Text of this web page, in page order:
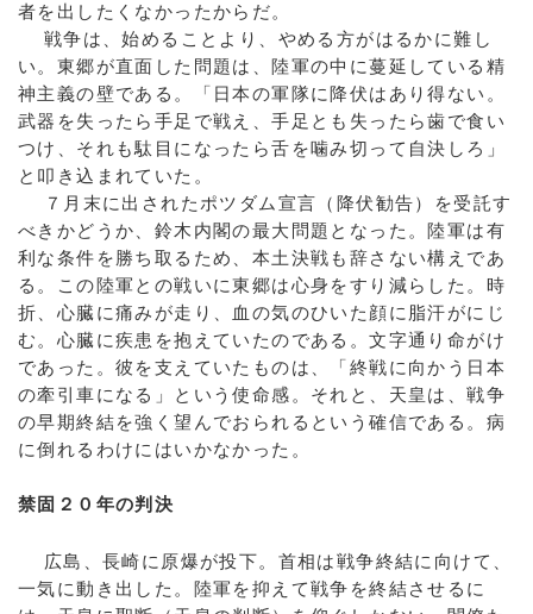
者を出したくなかったからだ。
戦争は、始めることより、やめる方がはるかに難し
い。東郷が直面した問題は、陸軍の中に蔓延している精
神主義の壁である。「日本の軍隊に降伏はあり得ない。
武器を失ったら手足で戦え、手足とも失ったら歯で食い
つけ、それも駄目になったら舌を噛み切って自決しろ」
と叩き込まれていた。
７月末に出されたポツダム宣言（降伏勧告）を受託す
べきかどうか、鈴木内閣の最大問題となった。陸軍は有
利な条件を勝ち取るため、本土決戦も辞さない構えであ
る。この陸軍との戦いに東郷は心身をすり減らした。時
折、心臓に痛みが走り、血の気のひいた顔に脂汗がにじ
む。心臓に疾患を抱えていたのである。文字通り命がけ
であった。彼を支えていたものは、「終戦に向かう日本
の牽引車になる」という使命感。それと、天皇は、戦争
の早期終結を強く望んでおられるという確信である。病
に倒れるわけにはいかなかった。
禁固２０年の判決
広島、長崎に原爆が投下。首相は戦争終結に向けて、
一気に動き出した。陸軍を抑えて戦争を終結させるに